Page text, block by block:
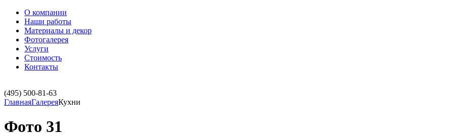
О компании
Наши работы
Материалы и декор
Фотогалерея
Услуги
Стоимость
Контакты
(495) 500-81-63
ГлавнаяГалереяКухни
Фото 31